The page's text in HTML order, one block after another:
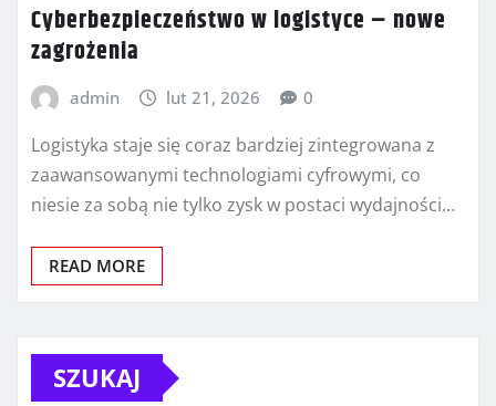
Cyberbezpieczeństwo w logistyce – nowe
zagrożenia
admin lut 21, 2026 0
Logistyka staje się coraz bardziej zintegrowana z
zaawansowanymi technologiami cyfrowymi, co
niesie za sobą nie tylko zysk w postaci wydajności…
READ MORE
SZUKAJ